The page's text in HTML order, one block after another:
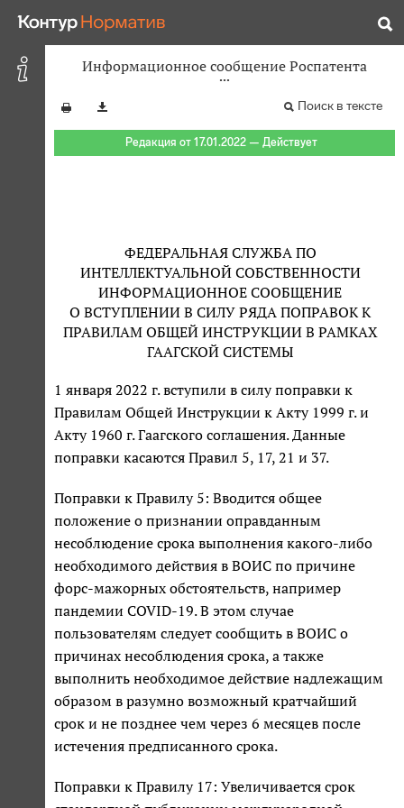
Информационное сообщение Роспатента
Поиск в тексте
Редакция от 17.01.2022 — Действует
ФЕДЕРАЛЬНАЯ СЛУЖБА ПО
ИНТЕЛЛЕКТУАЛЬНОЙ СОБСТВЕННОСТИ
ИНФОРМАЦИОННОЕ СООБЩЕНИЕ
О ВСТУПЛЕНИИ В СИЛУ РЯДА ПОПРАВОК К
ПРАВИЛАМ ОБЩЕЙ ИНСТРУКЦИИ В РАМКАХ
ГААГСКОЙ СИСТЕМЫ
1 января 2022 г. вступили в силу поправки к
Правилам Общей Инструкции к Акту 1999 г. и
Акту 1960 г. Гаагского соглашения. Данные
поправки касаются Правил 5, 17, 21 и 37.
Поправки к Правилу 5: Вводится общее
положение о признании оправданным
несоблюдение срока выполнения какого-либо
необходимого действия в ВОИС по причине
форс-мажорных обстоятельств, например
пандемии COVID-19. В этом случае
пользователям следует сообщить в ВОИС о
причинах несоблюдения срока, а также
выполнить необходимое действие надлежащим
образом в разумно возможный кратчайший
срок и не позднее чем через 6 месяцев после
истечения предписанного срока.
Поправки к Правилу 17: Увеличивается срок